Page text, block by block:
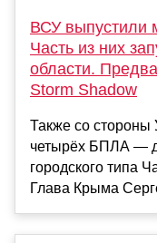
ВСУ выпустили
Часть из них
области.
Storm Shadow
Также со стороны
четырёх БПЛА —
городского типа
Глава Крыма